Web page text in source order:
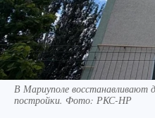
В Мариуполе восстанавливают
постройки. Фото: РКС-НР